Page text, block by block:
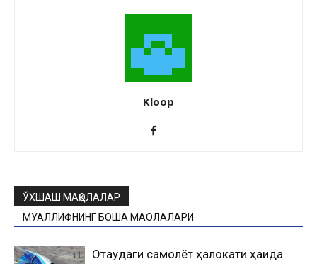
Kloop
ЎХШАШ МАҚОЛАЛАР
МУАЛЛИФНИНГ БОШҚА МАҚОЛАЛАРИ
Оқтаудаги самолёт ҳалокати ҳақида